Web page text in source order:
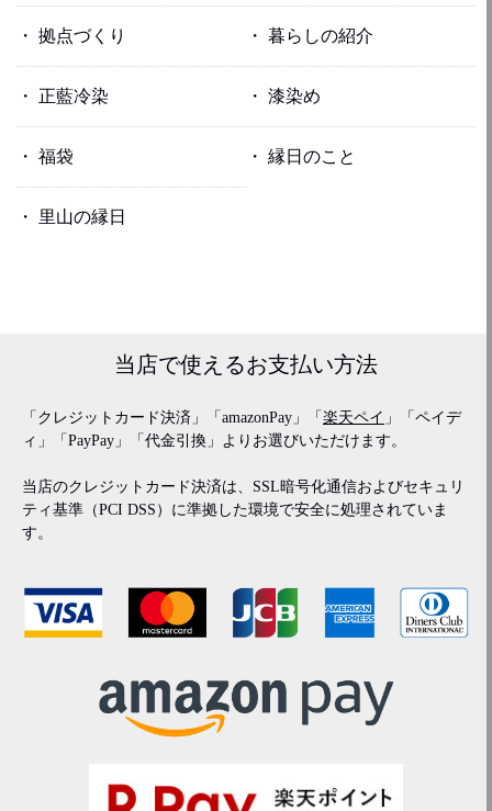
拠点づくり 暮らしの紹介
正藍冷染 漆染め
福袋 縁日のこと
里山の縁日
当店で使えるお支払い方法
「クレジットカード決済」「amazonPay」「 楽天ペイ 」「ペイデ
ィ」「PayPay」「代金引換」よりお選びいただけます。
当店のクレジットカード決済は、SSL暗号化通信およびセキュリ
ティ基準（PCI DSS）に準拠した環境で安全に処理されていま
す。